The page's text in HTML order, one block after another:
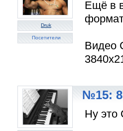
Druk
Посетители
Ещё в
Видео
№15: 8
Ну это